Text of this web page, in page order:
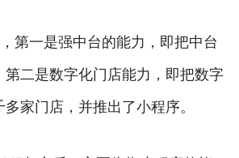
第一是强中台的能力，即把中台
第二是数字化门店能力，即把数字
家门店，并推出了小程序。